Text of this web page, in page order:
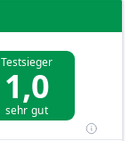
Testsieger
1,0
sehr gut